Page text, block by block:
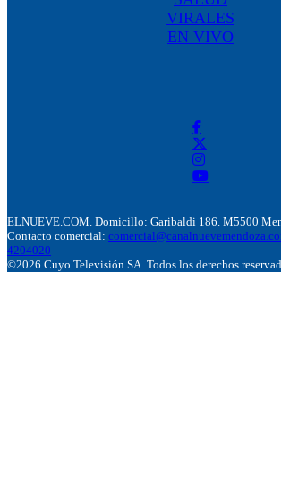
VIRALES
EN VIVO
ELNUEVE.COM. Domicillo: Garibaldi 186. M5500
Contacto comercial:
4204020
©2026 Cuyo Televisión SA. Todos los derechos